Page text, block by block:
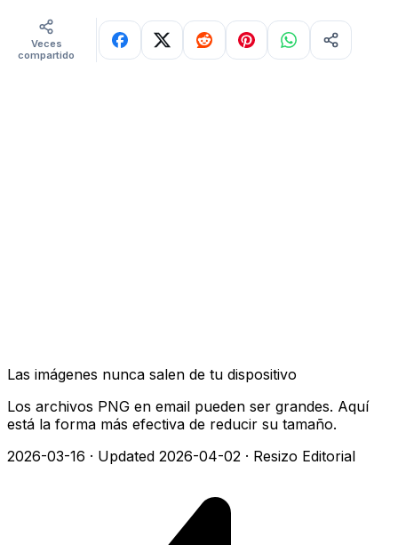
Veces
compartido
Las imágenes nunca salen de tu dispositivo
Los archivos PNG en email pueden ser grandes. Aquí
está la forma más efectiva de reducir su tamaño.
2026-03-16 · Updated 2026-04-02 · Resizo Editorial